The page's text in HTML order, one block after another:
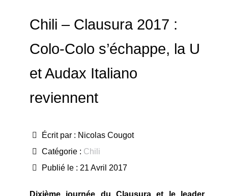
Chili – Clausura 2017 :
Colo-Colo s’échappe, la U
et Audax Italiano
reviennent
Écrit par : Nicolas Cougot
Catégorie : Chili
Publié le : 21 Avril 2017